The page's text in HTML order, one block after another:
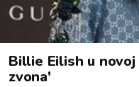
Billie Eilish u
zvona'